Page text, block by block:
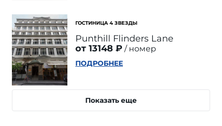
ГОСТИНИЦА 4 ЗВЕЗДЫ
Punthill Flinders Lane
от 13148 ₽
номер
ПОДРОБНЕЕ
Показать еще